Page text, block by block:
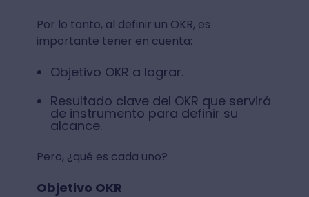
Por lo tanto, al definir un OKR, es
importante tener en cuenta:
Objetivo OKR a lograr.
Resultado clave del OKR que servirá
de instrumento para definir su
alcance.
Pero, ¿qué es cada uno?
Objetivo OKR